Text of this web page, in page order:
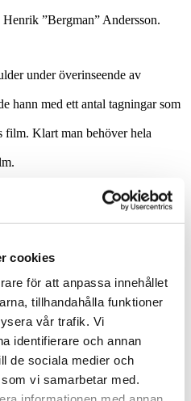
cookies
för att anpassa innehållet
tillhandahålla funktioner
vår trafik. Vi
identifierare och annan
de sociala medier och
vi samarbetar med.
”Bergman” Andersson.
under överinseende av
hann med ett antal tagningar som
film. Klart man behöver hela
orörd nysnö i den tomma
den glesa branta lärkskogen.
man känneteckna terrängen
Radicals-teamet utmärkt. Här